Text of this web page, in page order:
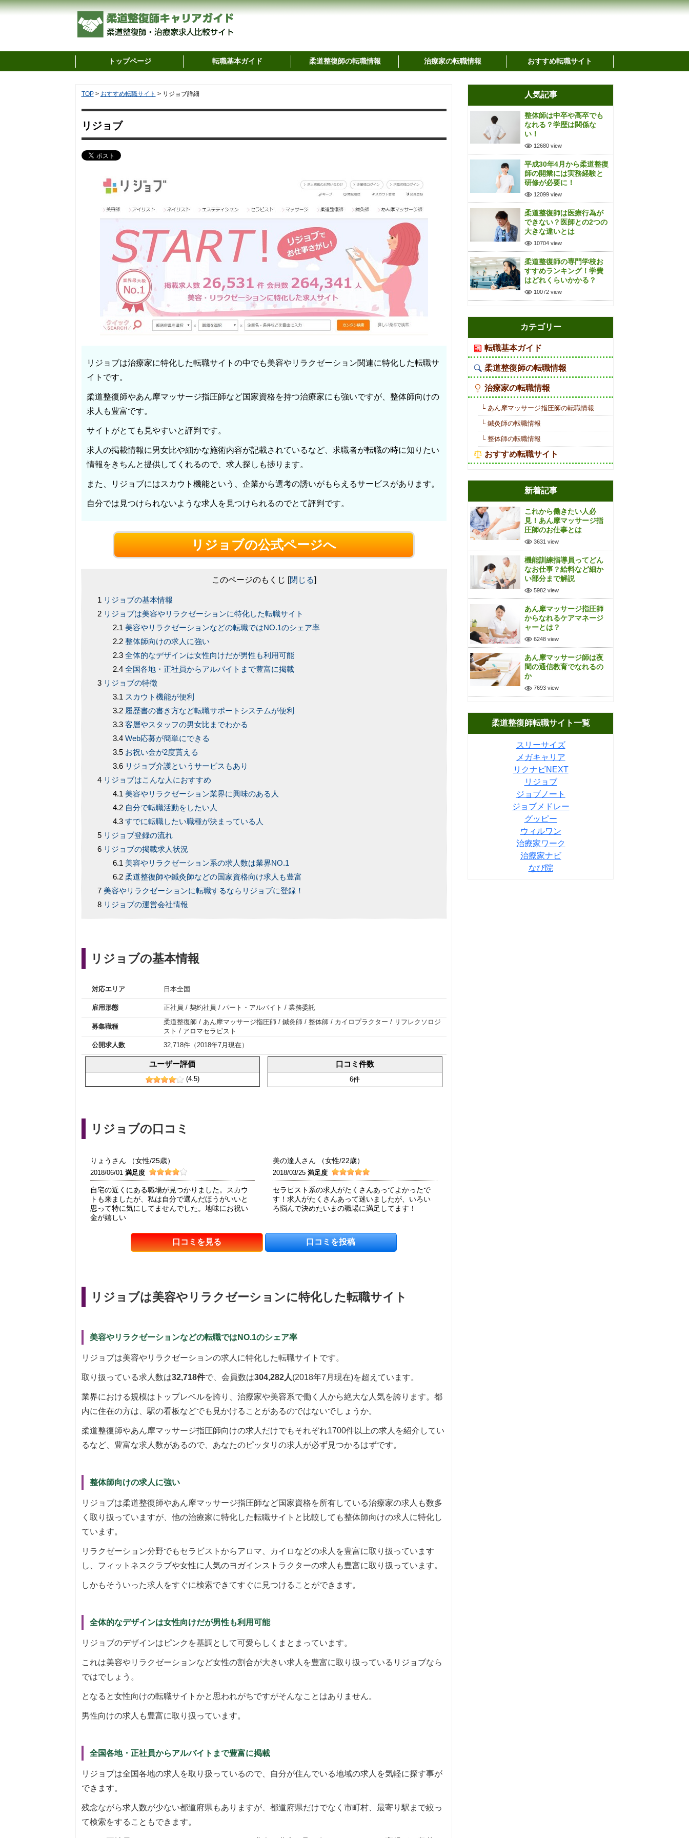
トップページ 転職基本ガイド 柔道整復師の転職情報 治療家の転職情報 おすすめ転職サイト
TOP> おすすめ転職サイト > リジョブ詳細
リジョブ
リジョブは治療家に特化した転職サイトの中でも美容やリラクゼーション関連に特化した転職サ
イトです。
柔道整復師やあん摩マッサージ指圧師など国家資格を持つ治療家にも強いですが、整体師向けの
求人も豊富です。
サイトがとても見やすいと評判です。
求人の掲載情報に男女比や細かな施術内容が記載されているなど、求職者が転職の時に知りたい
情報をきちんと提供してくれるので、求人探しも捗ります。
また、リジョブにはスカウト機能という、企業から選考の誘いがもらえるサービスがあります。
自分では見つけられないような求人を見つけられるのでとて評判です。
リジョブの公式ページへ
このページのもくじ [閉じる]
リジョブの基本情報
リジョブは美容やリラクゼーションに特化した転職サイト
美容やリラクゼーションなどの転職ではNO.1のシェア率
整体師向けの求人に強い
全体的なデザインは女性向けだが男性も利用可能
全国各地・正社員からアルバイトまで豊富に掲載
リジョブの特徴
スカウト機能が便利
履歴書の書き方など転職サポートシステムが便利
客層やスタッフの男女比までわかる
Web応募が簡単にできる
お祝い金が2度貰える
リジョブ介護というサービスもあり
リジョブはこんな人におすすめ
美容やリラクゼーション業界に興味のある人
自分で転職活動をしたい人
すでに転職したい職種が決まっている人
リジョブ登録の流れ
リジョブの掲載求人状況
美容やリラクゼーション系の求人数は業界NO.1
柔道整復師や鍼灸師などの国家資格向け求人も豊富
美容やリラクゼーションに転職するならリジョブに登録！
リジョブの運営会社情報
リジョブの基本情報
対応エリア 日本全国
雇用形態 正社員 / 契約社員 / パート・アルバイト / 業務委託
募集職種
柔道整復師/ あん摩マッサージ指圧師/ 鍼灸師/ 整体師/ カイロプラクター / リフレクソロジ
スト / アロマセラピスト
公開求人数
32,718件（2018年7月現在）
ユーザー評価
(4.5)
口コミ件数
6件
リジョブの口コミ
りょうさん （女性/25歳）
2018/06/01 満足度
自宅の近くにある職場が見つかりました。スカウ
トも来ましたが、私は自分で選んだほうがいいと
思って特に気にしてませんでした。地味にお祝い
金が嬉しい
美の達人さん （女性/22歳）
2018/03/25 満足度
セラピスト系の求人がたくさんあってよかったで
す！求人がたくさんあって迷いましたが、いろい
ろ悩んで決めたいまの職場に満足してます！
口コミを見る 口コミを投稿
リジョブは美容やリラクゼーションに特化した転職サイト
美容やリラクゼーションなどの転職ではNO.1のシェア率
リジョブは美容やリラクゼーションの求人に特化した転職サイトです。
取り扱っている求人数は32,718件で、会員数は304,282人(2018年7月現在)を超えています。
業界における規模はトップレベルを誇り、治療家や美容系で働く人から絶大な人気を誇ります。都
内に住在の方は、駅の看板などでも見かけることがあるのではないでしょうか。
柔道整復師やあん摩マッサージ指圧師向けの求人だけでもそれぞれ1700件以上の求人を紹介してい
るなど、豊富な求人数があるので、あなたのピッタリの求人が必ず見つかるはずです。
整体師向けの求人に強い
リジョブは柔道整復師やあん摩マッサージ指圧師など国家資格を所有している治療家の求人も数多
く取り扱っていますが、他の治療家に特化した転職サイトと比較しても整体師向けの求人に特化し
ています。
リラクゼーション分野でもセラビストからアロマ、カイロなどの求人を豊富に取り扱っています
し、フィットネスクラブや女性に人気のヨガインストラクターの求人も豊富に取り扱っています。
しかもそういった求人をすぐに検索できてすぐに見つけることができます。
全体的なデザインは女性向けだが男性も利用可能
リジョブのデザインはピンクを基調として可愛らしくまとまっています。
これは美容やリラクゼーションなど女性の割合が大きい求人を豊富に取り扱っているリジョブなら
ではでしょう。
となると女性向けの転職サイトかと思われがちですがそんなことはありません。
男性向けの求人も豊富に取り扱っています。
全国各地・正社員からアルバイトまで豊富に掲載
リジョブは全国各地の求人を取り扱っているので、自分が住んでいる地域の求人を気軽に探す事が
できます。
残念ながら求人数が少ない都道府県もありますが、都道府県だけでなく市町村、最寄り駅まで絞っ
て検索をすることもできます。
人気記事
整体師は中卒や高卒でも
なれる？学歴は関係な
い！
12680 view
平成30年4月から柔道整復
師の開業には実務経験と
研修が必要に！
12099 view
柔道整復師は医療行為が
できない？医師との2つの
大きな違いとは
10704 view
柔道整復師の専門学校お
すすめランキング！学費
はどれくらいかかる？
10072 view
カテゴリー
転職基本ガイド
柔道整復師の転職情報
治療家の転職情報
└ あん摩マッサージ指圧師の転職情報
└ 鍼灸師の転職情報
└ 整体師の転職情報
おすすめ転職サイト
新着記事
これから働きたい人必
見！あん摩マッサージ指
圧師のお仕事とは
3631 view
機能訓練指導員ってどん
なお仕事？給料など細か
い部分まで解説
5982 view
あん摩マッサージ指圧師
からなれるケアマネージ
ャーとは？
6248 view
あん摩マッサージ師は夜
間の通信教育でなれるの
か
7693 view
柔道整復師転職サイト一覧
スリーサイズ
メガキャリア
リクナビNEXT
リジョブ
ジョブノート
ジョブメドレー
グッピー
ウィルワン
治療家ワーク
治療家ナビ
なび院